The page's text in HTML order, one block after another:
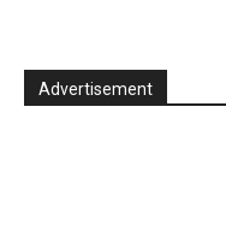
Advertisement